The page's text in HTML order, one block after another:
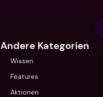
Andere Kategorien
Wissen
Features
Aktionen